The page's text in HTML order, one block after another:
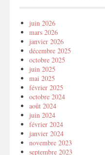
juin 2026
mars 2026
janvier 2026
décembre 2025
octobre 2025
juin 2025
mai 2025
février 2025
octobre 2024
août 2024
juin 2024
février 2024
janvier 2024
novembre 2023
septembre 2023